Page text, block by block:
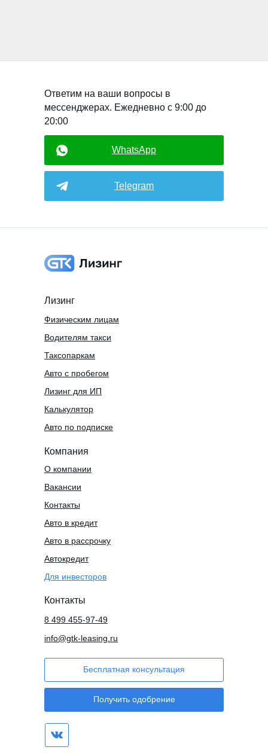
Ответим на ваши вопросы в
мессенджерах. Ежедневно с 9:00 до
20:00
Telegram
WhatsApp
Компания
О компании
Вакансии
Контакты
Для инвесторов
Контакты
8 499 455-97-49
info@gtk-leasing.ru
Бесплатная консультация
Лизинг
Водителям такси
Физическим лицам
Таксопаркам
Получить одобрение
Авто с пробегом
Авто в кредит
Авто в рассрочку
Автокредит
Лизинг для ИП
Калькулятор
Авто по подписке